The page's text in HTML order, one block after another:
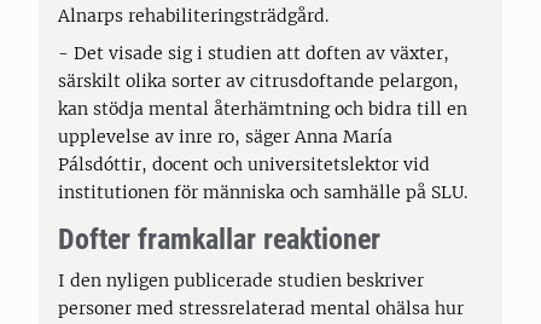
Alnarps rehabiliteringsträdgård.
- Det visade sig i studien att doften av växter,
särskilt olika sorter av citrusdoftande pelargon,
kan stödja mental återhämtning och bidra till en
upplevelse av inre ro, säger Anna María
Pálsdóttir, docent och universitetslektor vid
institutionen för människa och samhälle på SLU.
Dofter framkallar reaktioner
I den nyligen publicerade studien beskriver
personer med stressrelaterad mental ohälsa hur